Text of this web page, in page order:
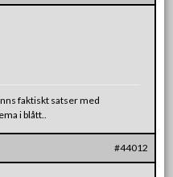
faktiskt satser med
i blått..
#44012